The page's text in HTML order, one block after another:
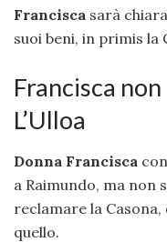
Francisca sarà
suoi beni, in primis la
Francisca
L’Ulloa
Donna Francisca
a Raimundo, ma non
reclamare la
quello.